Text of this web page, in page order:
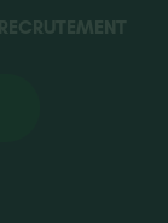
RECRUTEMENT